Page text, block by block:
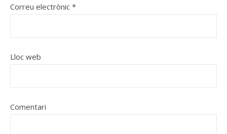
Correu electrònic *
Lloc web
Comentari